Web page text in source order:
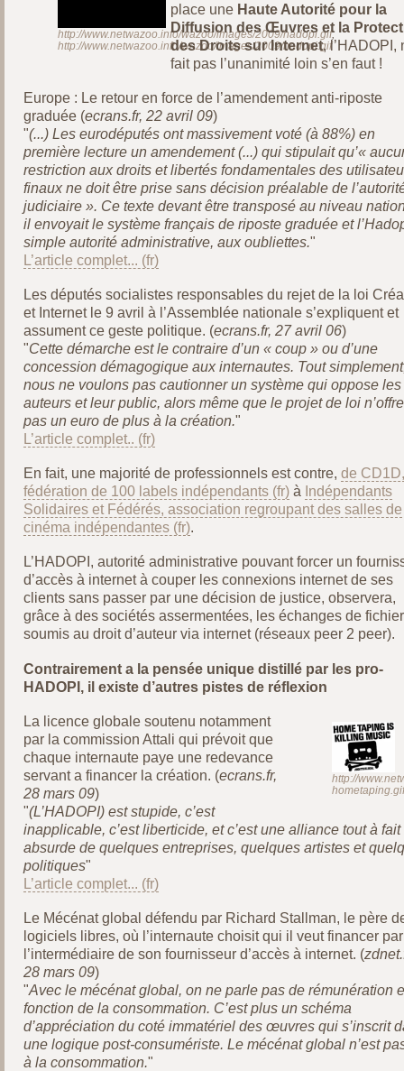
http://www.netwazoo.info/wazoo/images/2009/hadopi.gif,
http://www.netwazoo.info/wazoo/images/2009/hadopi.gif
place une Haute Autorité pour la
Diffusion des Œuvres et la
des Droits sur Internet, l’HADOPI,
fait pas l’unanimité loin s’en faut !
Europe : Le retour en force de l’amendement anti-riposte
graduée (ecrans.fr, 22 avril 09)
"(...) Les eurodéputés ont massivement voté (à 88%) en
première lecture un amendement (...) qui stipulait qu’«
restriction aux droits et libertés fondamentales des
finaux ne doit être prise sans décision préalable de
judiciaire ». Ce texte devant être transposé au niveau
il envoyait le système français de riposte graduée et
simple autorité administrative, aux oubliettes."
L’article complet...
Les députés socialistes responsables du rejet de la loi
et Internet le 9 avril à l’Assemblée nationale s’expliquent et
assument ce geste politique. (ecrans.fr, 27 avril 06)
"Cette démarche est le contraire d’un « coup » ou d’une
concession démagogique aux internautes. Tout
nous ne voulons pas cautionner un système qui oppose les
auteurs et leur public, alors même que le projet de loi n’offre
pas un euro de plus à la création."
L’article complet..
En fait, une majorité de professionnels est contre, de CD1D,
fédération de 100 labels indépendants
à Indépendants
Solidaires et Fédérés, association regroupant des salles de
cinéma indépendantes
.
L’HADOPI, autorité administrative pouvant forcer un
d’accès à internet à couper les connexions internet de ses
clients sans passer par une décision de justice, observera,
grâce à des sociétés assermentées, les échanges de
soumis au droit d’auteur via internet (réseaux peer 2 peer).
Contrairement a la pensée unique distillé par les pro-
HADOPI, il existe d’autres pistes de réflexion
http://
La licence globale soutenu notamment
par la commission Attali qui prévoit que
chaque internaute paye une redevance
servant a financer la création. (ecrans.fr,
28 mars 09)
"(L’HADOPI) est stupide, c’est
inapplicable, c’est liberticide, et c’est une alliance tout à fait
absurde de quelques entreprises, quelques artistes et
politiques"
L’article complet...
Le Mécénat global défendu par Richard Stallman, le père
logiciels libres, où l’internaute choisit qui il veut financer par
l’intermédiaire de son fournisseur d’accès à internet. (
28 mars 09)
"Avec le mécénat global, on ne parle pas de rémunération
fonction de la consommation. C’est plus un schéma
d’appréciation du coté immatériel des œuvres qui s’inscrit
une logique post-consumériste. Le mécénat global n’est
à la consommation."